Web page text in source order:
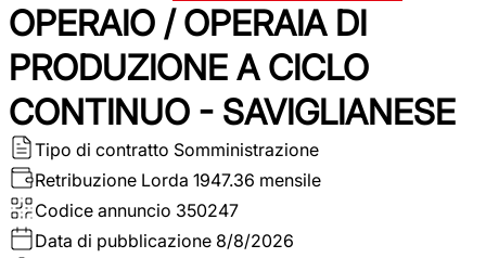
OPERAIO / OPERAIA DI
PRODUZIONE A CICLO
CONTINUO - SAVIGLIANESE
Tipo di contratto Somministrazione
Retribuzione Lorda 1947.36 mensile
Codice annuncio 350247
Data di pubblicazione 8/8/2026